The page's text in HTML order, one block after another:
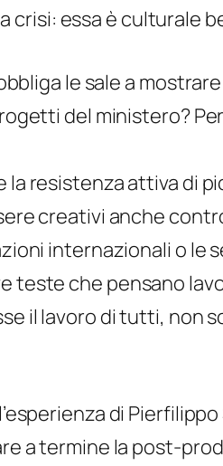
crisi: essa è culturale
le sale a
del ministero?
resistenza attiva di
creativi anche
internazionali o
teste che pensano
il lavoro di tutti, non
di
a termine la post-